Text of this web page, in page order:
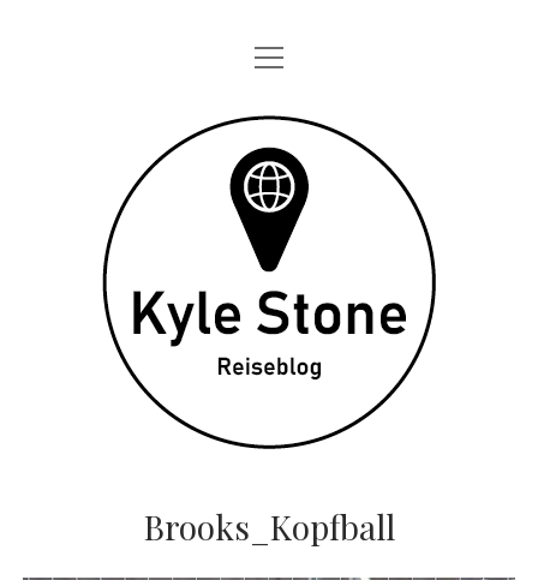
STARTSEITE
ONE DAY IN
TAGEBÜCHER
ÜBER MICH
DATENSCHUTZ
twitterinstagram
Menü
öffnen
Kyle
Stone
Brooks_Kopfball